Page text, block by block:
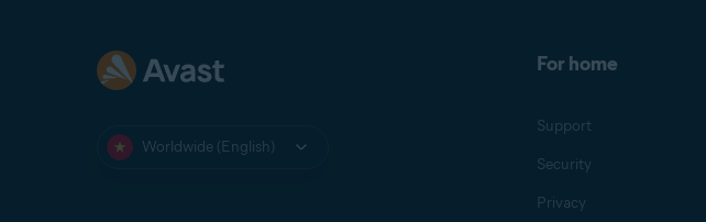
Worldwide (English)
For home
Support
Security
Privacy